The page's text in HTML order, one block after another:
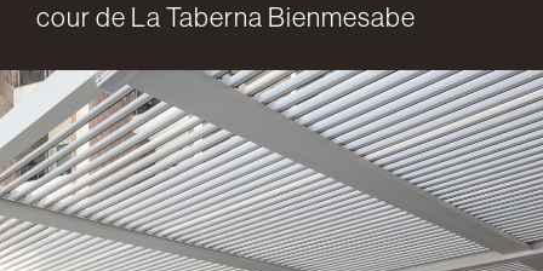
cour de La Taberna Bienmesabe